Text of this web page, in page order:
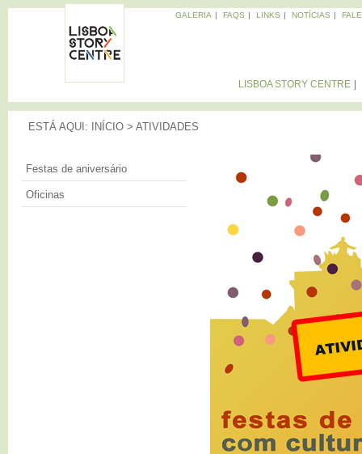
GALERIA FAQS LINKS NOTÍCIAS
LISBOA
STORY
CENTRE
LISBOA STORY CENTRE
ESTÁ AQUI
ESTÁ AQUI: INÍCIO > ATIVIDADES
Festas de aniversário
Oficinas
FESTAS DE